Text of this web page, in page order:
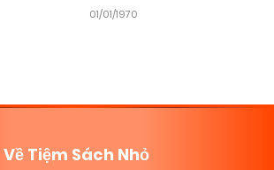
01/01/1970
Về Tiệm Sách Nhỏ